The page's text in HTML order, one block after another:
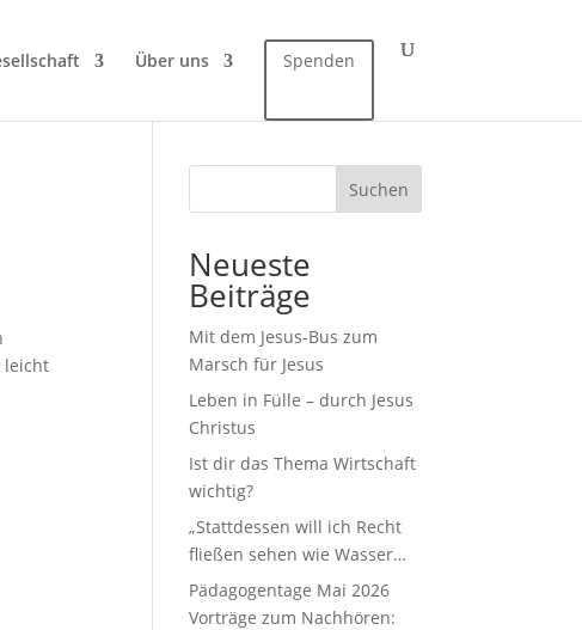
Über uns Spenden
leicht
Suchen
Neueste
Beiträge
Mit dem Jesus-Bus zum
Marsch für Jesus
Leben in Fülle – durch Jesus
Christus
Ist dir das Thema Wirtschaft
wichtig?
„Stattdessen will ich Recht
fließen sehen wie Wasser…
Pädagogentage Mai 2026
Vorträge zum Nachhören: